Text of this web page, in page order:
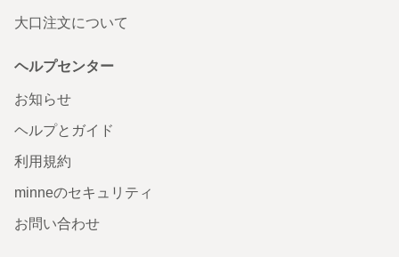
大口注文について
ヘルプセンター
お知らせ
ヘルプとガイド
利用規約
minneのセキュリティ
お問い合わせ